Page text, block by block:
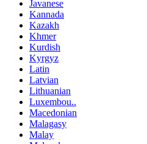
Javanese
Kannada
Kazakh
Khmer
Kurdish
Kyrgyz
Latin
Latvian
Lithuanian
Luxembou..
Macedonian
Malagasy
Malay